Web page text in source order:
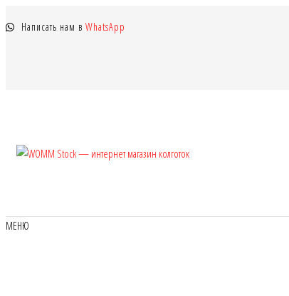
к
Написать нам в WhatsApp
магазин
чулки,
МЕНЮ